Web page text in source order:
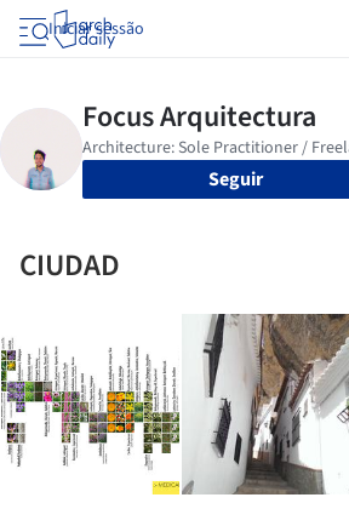
Iniciar sessão
Seguir
CIUDAD